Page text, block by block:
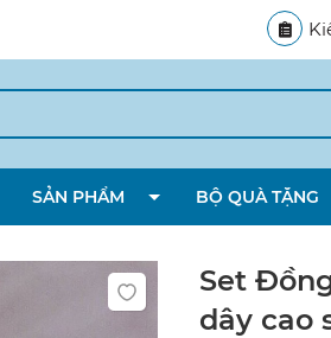
SẢN PHẨM BỘ QUÀ TẶNG
Set
dây cao